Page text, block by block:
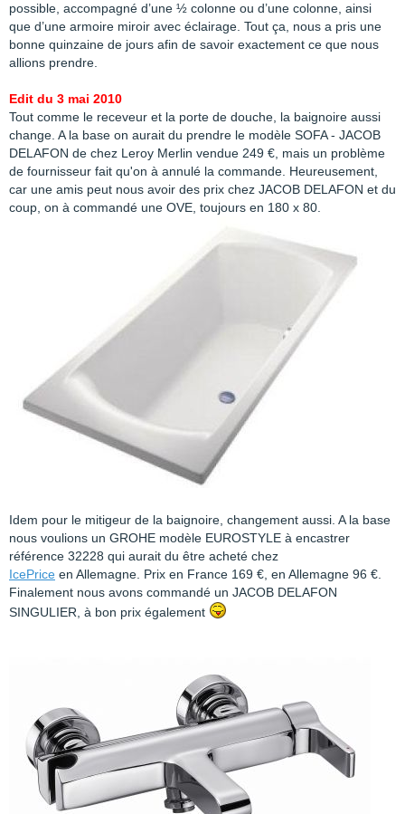
possible, accompagné d’une ½ colonne ou d’une colonne, ainsi
que d’une armoire miroir avec éclairage. Tout ça, nous a pris une
bonne quinzaine de jours afin de savoir exactement ce que nous
allions prendre.
Edit du 3 mai 2010
Tout comme le receveur et la porte de douche, la baignoire aussi
change. A la base on aurait du prendre le modèle SOFA - JACOB
DELAFON de chez Leroy Merlin vendue 249 €, mais un problème
de fournisseur fait qu'on à annulé la commande. Heureusement,
car une amis peut nous avoir des prix chez JACOB DELAFON et du
coup, on à commandé une OVE, toujours en 180 x 80.
Idem pour le mitigeur de la baignoire, changement aussi. A la base
nous voulions un GROHE modèle EUROSTYLE à encastrer
référence 32228 qui aurait du être acheté chez
IcePrice en Allemagne. Prix en France 169 €, en Allemagne 96 €.
Finalement nous avons commandé un JACOB DELAFON
SINGULIER, à bon prix également